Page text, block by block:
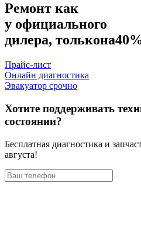
Ремонт как
у официального
дилера, толькона
Прайс-лист
Онлайн диагностика
Эвакуатор срочно
Хотите поддерживать
состоянии?
Бесплатная диагностика и
августа!